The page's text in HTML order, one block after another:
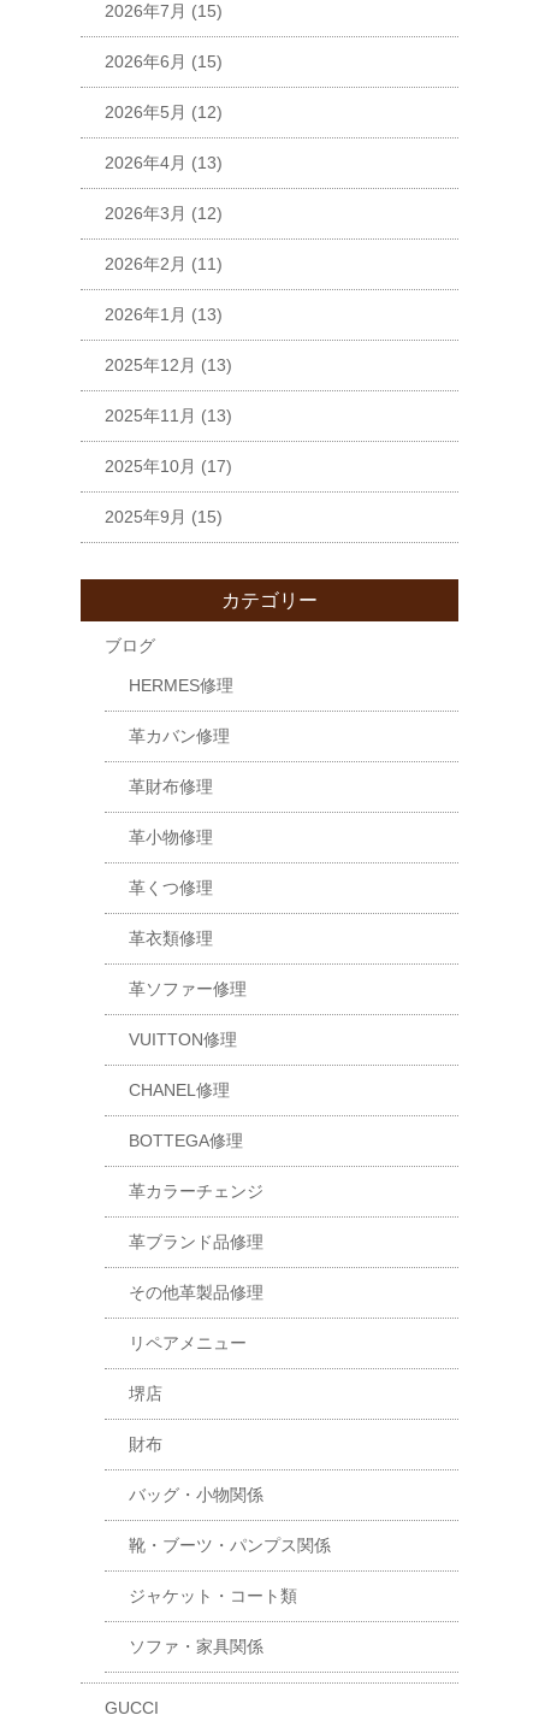
2026年7月 (15)
2026年6月 (15)
2026年5月 (12)
2026年4月 (13)
2026年3月 (12)
2026年2月 (11)
2026年1月 (13)
2025年12月 (13)
2025年11月 (13)
2025年10月 (17)
2025年9月 (15)
カテゴリー
ブログ
HERMES修理
革カバン修理
革財布修理
革小物修理
革くつ修理
革衣類修理
革ソファー修理
VUITTON修理
CHANEL修理
BOTTEGA修理
革カラーチェンジ
革ブランド品修理
その他革製品修理
リペアメニュー
堺店
財布
バッグ・小物関係
靴・ブーツ・パンプス関係
ジャケット・コート類
ソファ・家具関係
GUCCI